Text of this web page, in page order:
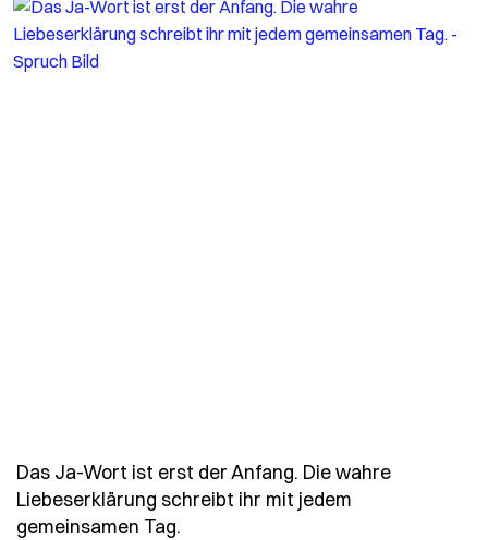
Das Ja-Wort ist erst der Anfang. Die wahre
Liebeserklärung schreibt ihr mit jedem
gemeinsamen Tag.